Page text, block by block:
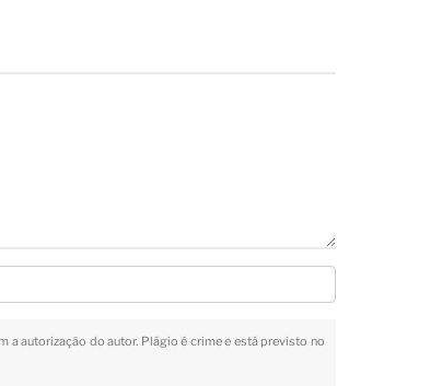
autorização do autor. Plágio é crime e está previsto no